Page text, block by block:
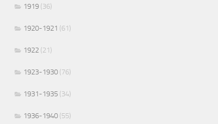
1919 (36)
1920-1921 (61)
1922 (21)
1923-1930 (76)
1931-1935 (34)
1936-1940 (55)